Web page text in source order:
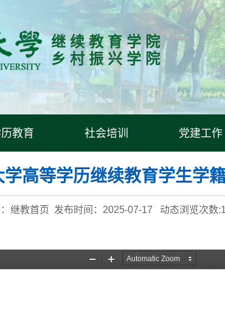
继 续 教 育 学 院
乡 村 振 兴 学 院
教育 社会培训 党建工作
学高等学历继续教育学生学
继教首页 发布时间：2025-07-17 动态浏览次数: